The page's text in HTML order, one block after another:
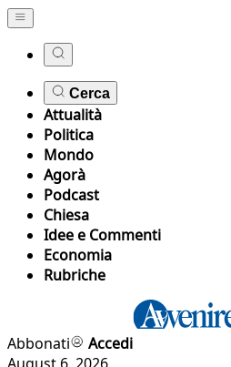
Cerca
Attualità
Politica
Mondo
Agorà
Podcast
Chiesa
Idee e Commenti
Economia
Rubriche
Abbonati
Accedi